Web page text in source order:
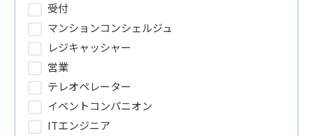
受付
マンションコンシェルジュ
レジキャッシャー
営業
テレオペレーター
イベントコンパニオン
ITエンジニア